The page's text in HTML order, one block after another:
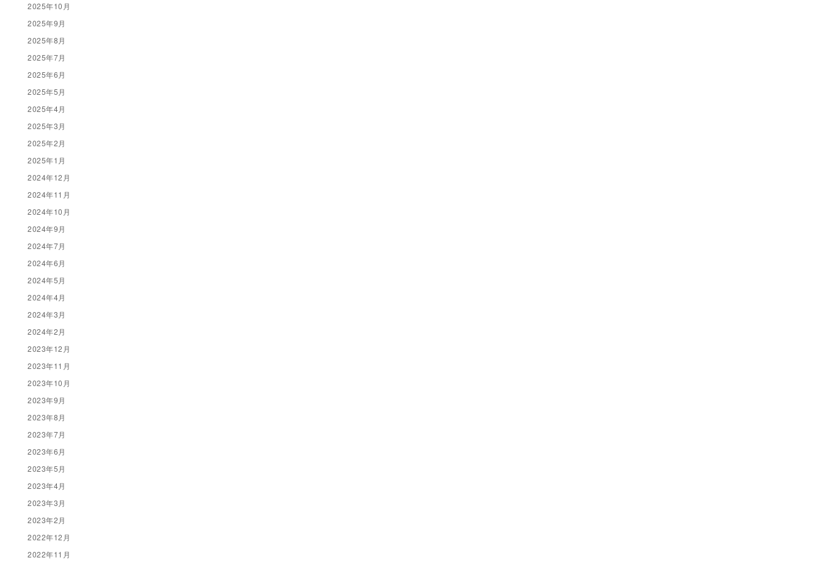
2025年10月
2025年9月
2025年8月
2025年7月
2025年6月
2025年5月
2025年4月
2025年3月
2025年2月
2025年1月
2024年12月
2024年11月
2024年10月
2024年9月
2024年7月
2024年6月
2024年5月
2024年4月
2024年3月
2024年2月
2023年12月
2023年11月
2023年10月
2023年9月
2023年8月
2023年7月
2023年6月
2023年5月
2023年4月
2023年3月
2023年2月
2022年12月
2022年11月